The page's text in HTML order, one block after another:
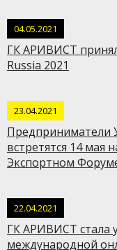
04.05.2021
ГК АРИВИСТ
Russia 2021
23.04.2021
Предприниматели
встретятся 14 мая
Экспортном
22.04.2021
ГК АРИВИСТ стала
международной